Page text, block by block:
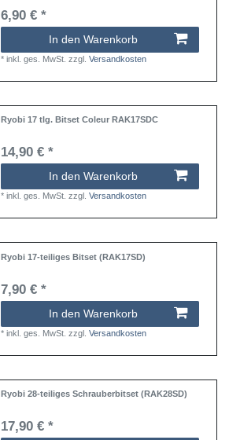
6,90 € *
In den Warenkorb
*inkl. ges. MwSt. zzgl.Versandkosten
Ryobi 17 tlg. Bitset Coleur RAK17SDC
14,90 € *
In den Warenkorb
*inkl. ges. MwSt. zzgl.Versandkosten
Ryobi 17-teiliges Bitset (RAK17SD)
7,90 € *
In den Warenkorb
*inkl. ges. MwSt. zzgl.Versandkosten
Ryobi 28-teiliges Schrauberbitset (RAK28SD)
17,90 € *